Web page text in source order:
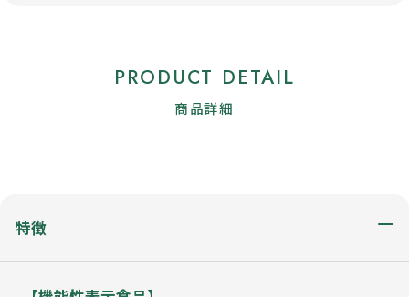
PRODUCT DETAIL
商品詳細
特徴